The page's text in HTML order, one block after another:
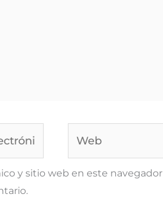
y sitio web en este navegador